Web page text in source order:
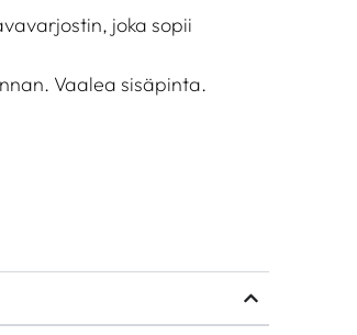
joka sopii
Vaalea sisäpinta.